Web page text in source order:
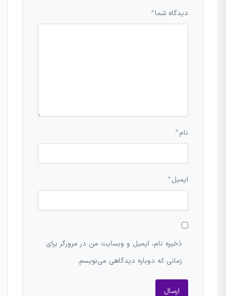
دیدگاه شما*
نام*
ایمیل*
ذخیره نام، ایمیل و وبسایت من در مرورگر برای
زمانی که دوباره دیدگاهی می‌نویسم.